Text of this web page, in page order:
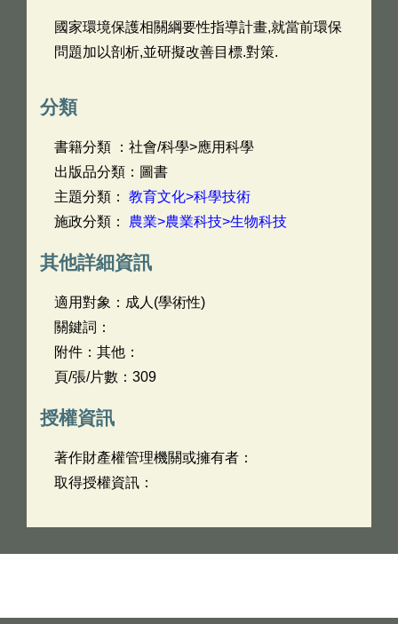
國家環境保護相關綱要性指導計畫,就當前環保
問題加以剖析,並研擬改善目標.對策.
分類
書籍分類 ：社會/科學>應用科學
出版品分類：圖書
主題分類： 教育文化>科學技術
施政分類： 農業>農業科技>生物科技
其他詳細資訊
適用對象：成人(學術性)
關鍵詞：
附件：其他：
頁/張/片數：309
授權資訊
著作財產權管理機關或擁有者：
取得授權資訊：